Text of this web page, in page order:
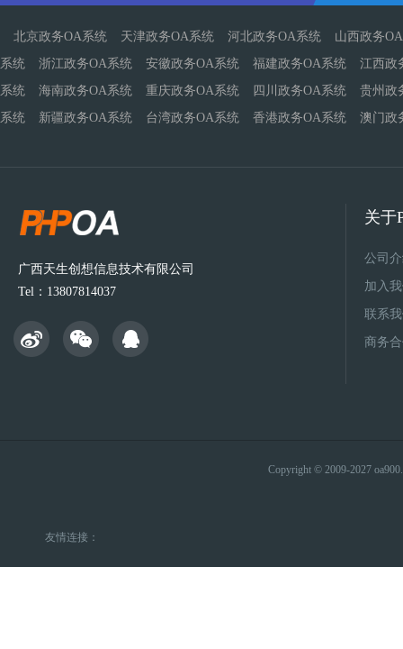
北京政务OA系统 天津政务OA系统 河北政务OA系统
山西政务
系统
浙江政务OA系统 安徽政务OA系统 福建政务OA系统
江西政
系统
海南政务OA系统 重庆政务OA系统 四川政务OA系统
贵州政
系统
新疆政务OA系统 台湾政务OA系统 香港政务OA系统 澳门政
广西天生创想信息技术有限公司
Tel：13807814037
关于
公司
加入
联系
商务
Copyright © 2009-2027
友情连接：